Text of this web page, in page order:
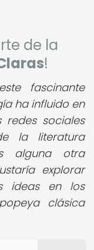
de la
!
fascinante
ha influido en
sociales
la literatura
alguna otra
explorar
ideas en los
clásica